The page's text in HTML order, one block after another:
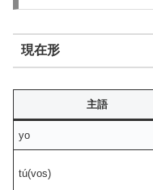
現在形
主語
yo
tú(vos)